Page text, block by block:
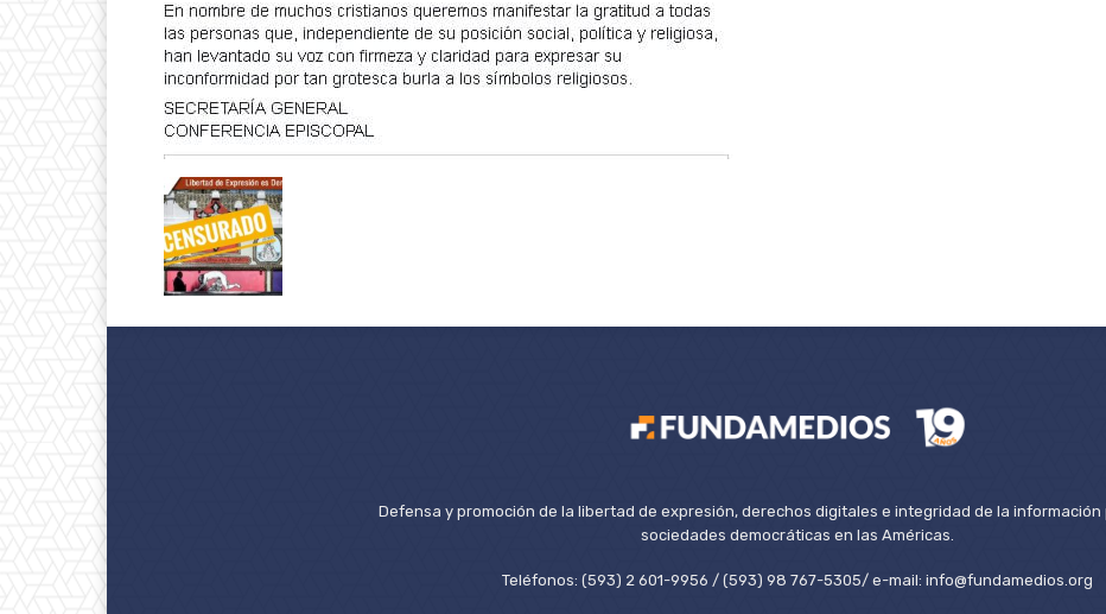
Defensa y promoción de la libertad de expresión, derechos digitales e integridad de la
sociedades democráticas en las Américas.
Teléfonos: (593) 2 601-9956 / (593) 98 767-5305/ e-mail: info@fundamedios.org